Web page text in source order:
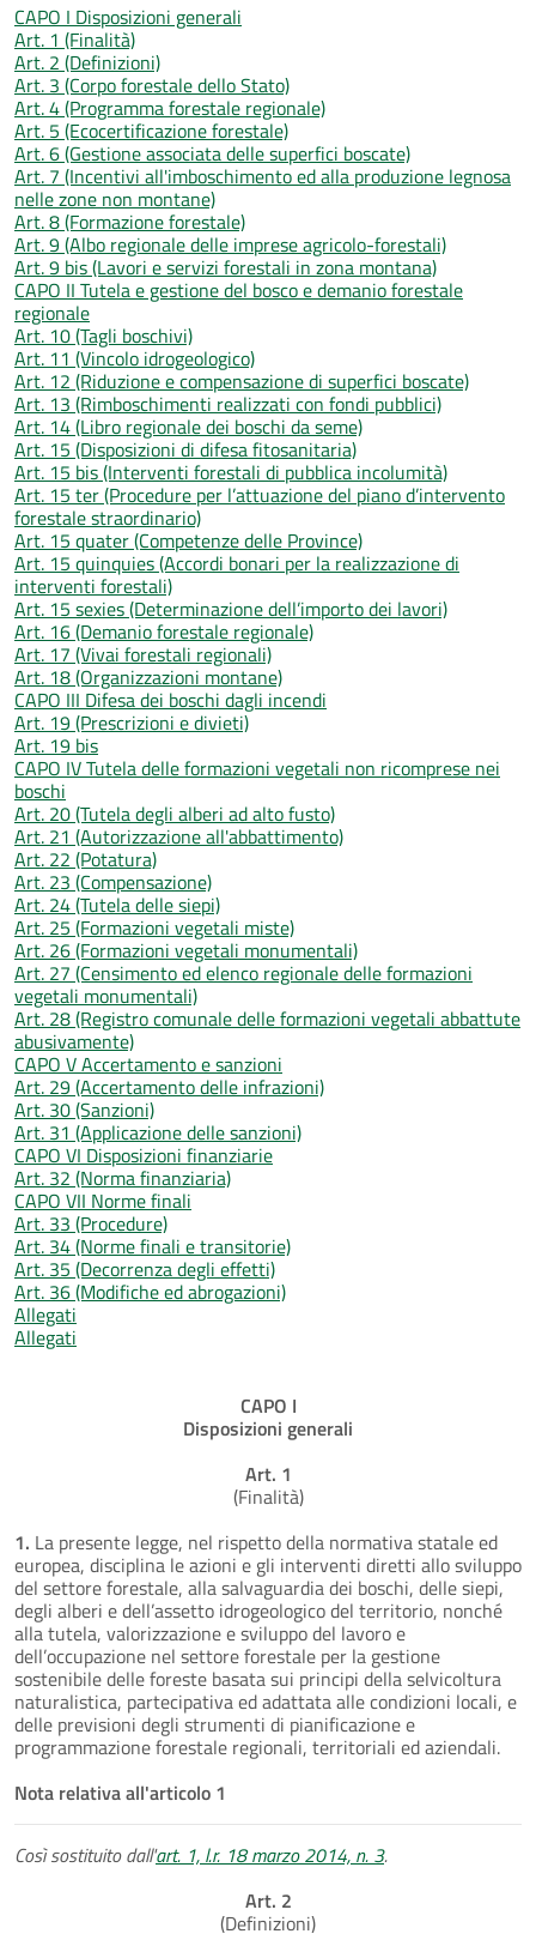
CAPO I Disposizioni generali
Art. 1 (Finalità)
Art. 2 (Definizioni)
Art. 3 (Corpo forestale dello Stato)
Art. 4 (Programma forestale regionale)
Art. 5 (Ecocertificazione forestale)
Art. 6 (Gestione associata delle superfici boscate)
Art. 7 (Incentivi all'imboschimento ed alla produzione legnosa
nelle zone non montane)
Art. 8 (Formazione forestale)
Art. 9 (Albo regionale delle imprese agricolo-forestali)
Art. 9 bis (Lavori e servizi forestali in zona montana)
CAPO II Tutela e gestione del bosco e demanio forestale
regionale
Art. 10 (Tagli boschivi)
Art. 11 (Vincolo idrogeologico)
Art. 12 (Riduzione e compensazione di superfici boscate)
Art. 13 (Rimboschimenti realizzati con fondi pubblici)
Art. 14 (Libro regionale dei boschi da seme)
Art. 15 (Disposizioni di difesa fitosanitaria)
Art. 15 bis (Interventi forestali di pubblica incolumità)
Art. 15 ter (Procedure per l’attuazione del piano d’intervento
forestale straordinario)
Art. 15 quater (Competenze delle Province)
Art. 15 quinquies (Accordi bonari per la realizzazione di
interventi forestali)
Art. 15 sexies (Determinazione dell’importo dei lavori)
Art. 16 (Demanio forestale regionale)
Art. 17 (Vivai forestali regionali)
Art. 18 (Organizzazioni montane)
CAPO III Difesa dei boschi dagli incendi
Art. 19 (Prescrizioni e divieti)
Art. 19 bis
CAPO IV Tutela delle formazioni vegetali non ricomprese nei
boschi
Art. 20 (Tutela degli alberi ad alto fusto)
Art. 21 (Autorizzazione all'abbattimento)
Art. 22 (Potatura)
Art. 23 (Compensazione)
Art. 24 (Tutela delle siepi)
Art. 25 (Formazioni vegetali miste)
Art. 26 (Formazioni vegetali monumentali)
Art. 27 (Censimento ed elenco regionale delle formazioni
vegetali monumentali)
Art. 28 (Registro comunale delle formazioni vegetali abbattute
abusivamente)
CAPO V Accertamento e sanzioni
Art. 29 (Accertamento delle infrazioni)
Art. 30 (Sanzioni)
Art. 31 (Applicazione delle sanzioni)
CAPO VI Disposizioni finanziarie
Art. 32 (Norma finanziaria)
CAPO VII Norme finali
Art. 33 (Procedure)
Art. 34 (Norme finali e transitorie)
Art. 35 (Decorrenza degli effetti)
Art. 36 (Modifiche ed abrogazioni)
Allegati
Allegati
CAPO I
Disposizioni generali
Art. 1
(Finalità)
1. La presente legge, nel rispetto della normativa statale ed
europea, disciplina le azioni e gli interventi diretti allo sviluppo
del settore forestale, alla salvaguardia dei boschi, delle siepi,
degli alberi e dell’assetto idrogeologico del territorio, nonché
alla tutela, valorizzazione e sviluppo del lavoro e
dell’occupazione nel settore forestale per la gestione
sostenibile delle foreste basata sui principi della selvicoltura
naturalistica, partecipativa ed adattata alle condizioni locali, e
delle previsioni degli strumenti di pianificazione e
programmazione forestale regionali, territoriali ed aziendali.
Nota relativa all'articolo 1
Così sostituito dall'art. 1, l.r. 18 marzo 2014, n. 3.
Art. 2
(Definizioni)